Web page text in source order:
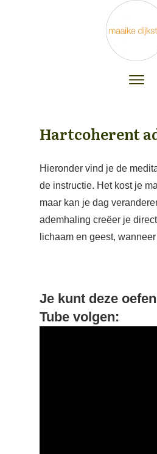
Hartcoherent
Hieronder vind je de
de instructie. Het kost je
maar kan je dag
ademhaling creëer je
lichaam en geest,
Je kunt deze
Tube volgen: